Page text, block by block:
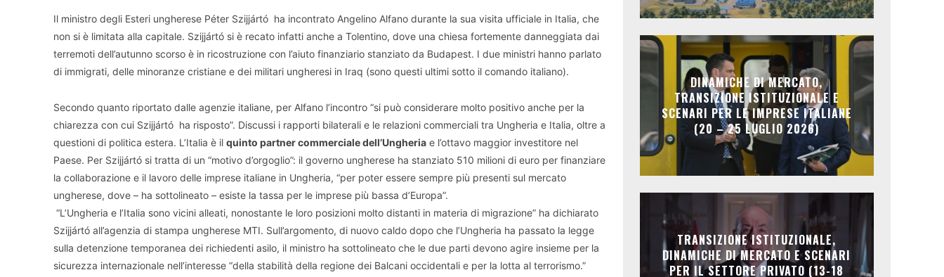
Il ministro degli Esteri ungherese Péter Szijjártó ha incontrato Angelino Alfano durante la sua visita ufficiale in Italia, che
non si è limitata alla capitale. Szijjártó si è recato infatti anche a Tolentino, dove una chiesa fortemente danneggiata dai
terremoti dell’autunno scorso è in ricostruzione con l’aiuto finanziario stanziato da Budapest. I due ministri hanno parlato
di immigrati, delle minoranze cristiane e dei militari ungheresi in Iraq (sono questi ultimi sotto il comando italiano).
Secondo quanto riportato dalle agenzie italiane, per Alfano l’incontro “si può considerare molto positivo anche per la
chiarezza con cui Szijjártó ha risposto”. Discussi i rapporti bilaterali e le relazioni commerciali tra Ungheria e Italia, oltre a
questioni di politica estera. L’Italia è il quinto partner commerciale dell’Ungheria e l’ottavo maggior investitore nel
Paese. Per Szijjártó si tratta di un “motivo d’orgoglio”: il governo ungherese ha stanziato 510 milioni di euro per finanziare
la collaborazione e il lavoro delle imprese italiane in Ungheria, “per poter essere sempre più presenti sul mercato
ungherese, dove – ha sottolineato – esiste la tassa per le imprese più bassa d’Europa”.
“L’Ungheria e l’Italia sono vicini alleati, nonostante le loro posizioni molto distanti in materia di migrazione” ha dichiarato
Szijjártó all’agenzia di stampa ungherese MTI. Sull’argomento, di nuovo caldo dopo che l’Ungheria ha passato la legge
sulla detenzione temporanea dei richiedenti asilo, il ministro ha sottolineato che le due parti devono agire insieme per la
sicurezza internazionale nell’interesse “della stabilità della regione dei Balcani occidentali e per la lotta al terrorismo.”
DINAMICHE DI MERCATO,
TRANSIZIONE ISTITUZIONALE E
SCENARI PER LE IMPRESE ITALIANE
(20 – 25 LUGLIO 2026)
TRANSIZIONE ISTITUZIONALE,
DINAMICHE DI MERCATO E SCENARI
PER IL SETTORE PRIVATO (13-18